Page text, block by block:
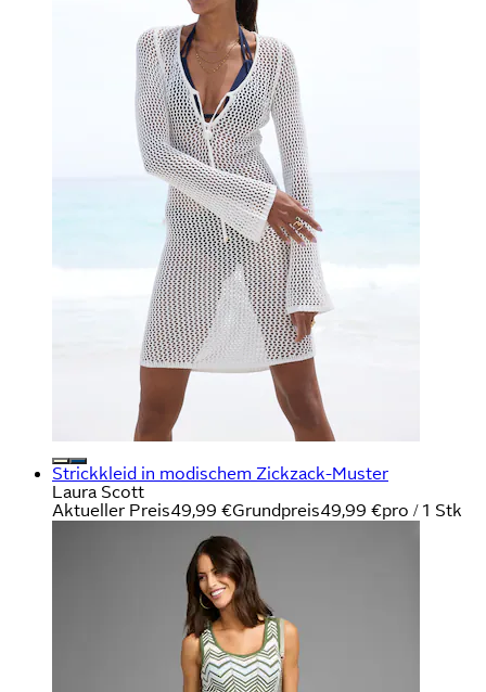
Strickkleid in modischem Zickzack-Muster
Laura Scott
Aktueller Preis49,99 €Grundpreis49,99 €pro / 1 Stk